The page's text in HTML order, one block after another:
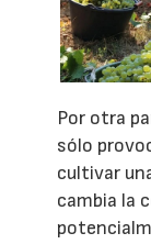
Por otra
sólo
cultivar
cambia la